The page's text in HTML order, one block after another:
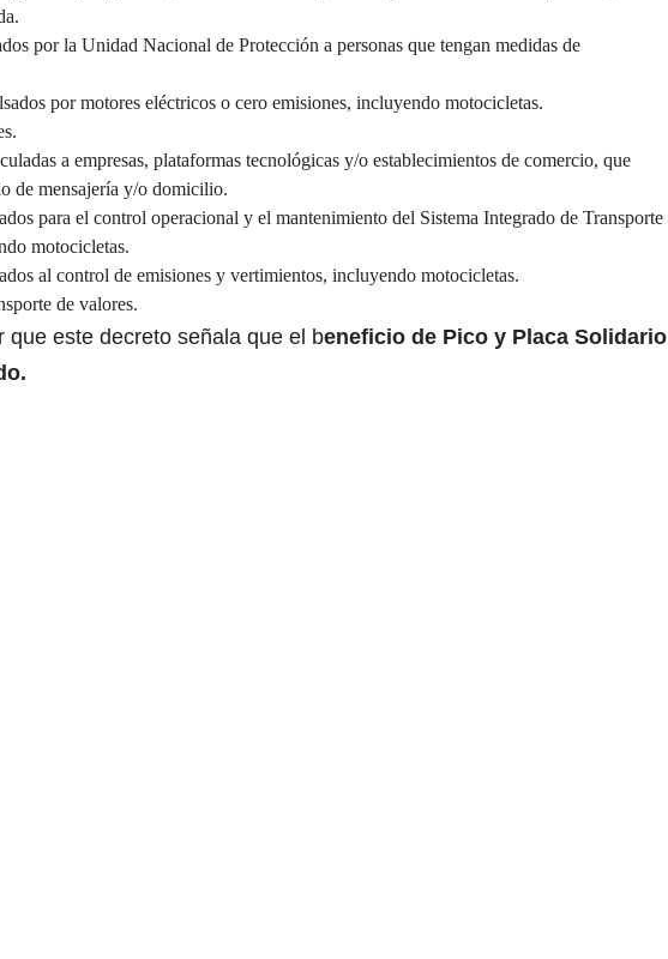
por la Unidad Nacional de Protección a personas que tengan medidas de
por motores eléctricos o cero emisiones, incluyendo motocicletas.
a empresas, plataformas tecnológicas y/o establecimientos de comercio, que
de mensajería y/o domicilio.
para el control operacional y el mantenimiento del Sistema Integrado de Transporte
motocicletas.
al control de emisiones y vertimientos, incluyendo motocicletas.
de valores.
que este decreto señala que el beneficio de Pico y Placa Solidario